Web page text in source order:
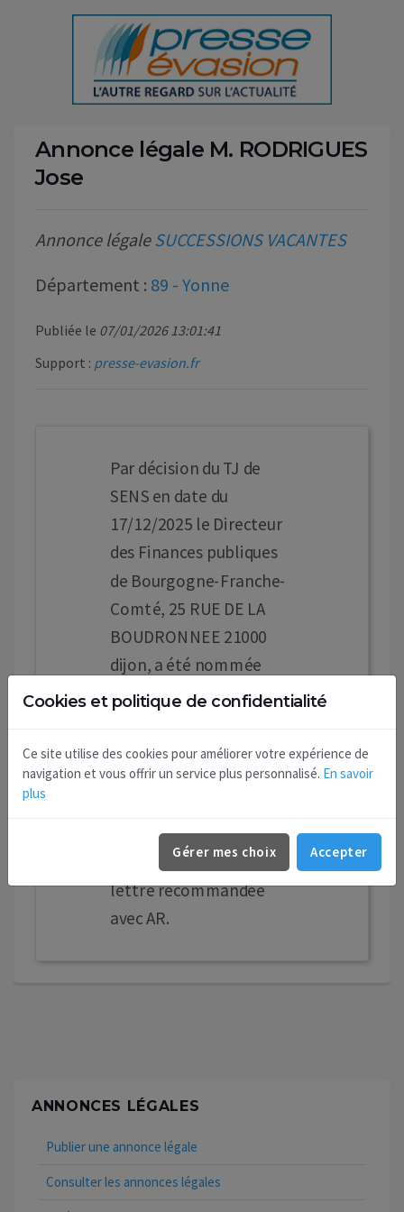
Annonce légale M. RODRIGUES
Jose
Annonce légaleSUCCESSIONS VACANTES
Département : 89 - Yonne
Publiée le 07/01/2026 13:01:41
Support : presse-evasion.fr
Par décision du TJ de
SENS en date du
17/12/2025 le Directeur
des Finances publiques
de Bourgogne-Franche-
Comté, 25 RUE DE LA
BOUDRONNEE 21000
dijon, a été nommée
curatrice / curateur de la
RODRIGUES Jose décédé
le 30/11/2024. Réf.
créanciers doivent
déclarer leur créance par
lettre recommandée
avec AR.
ANNONCES LÉGALES
Publier une annonce légale
Consulter les annonces légales
Cookies et politique de confidentialité
Ce site utilise des cookies pour améliorer votre expérience de
navigation et vous offrir un service plus personnalisé. En savoir
plus
Gérer mes choix Accepter